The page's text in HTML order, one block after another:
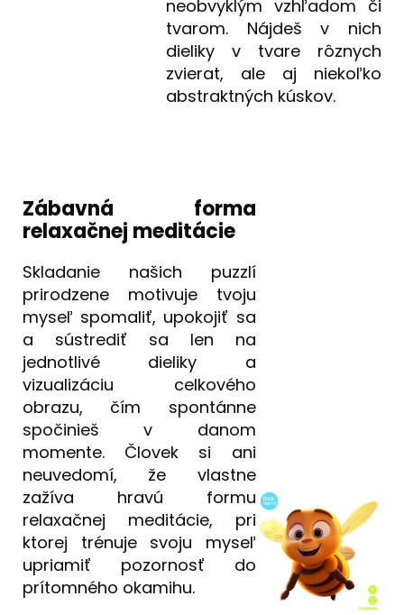
neobvyklým vzhľadom či
tvarom. Nájdeš v nich
dieliky v tvare rôznych
zvierat, ale aj niekoľko
abstraktných kúskov.
Zábavná forma
relaxačnej meditácie
Skladanie našich puzzlí
prirodzene motivuje tvoju
myseľ spomaliť, upokojiť sa
a sústrediť sa len na
jednotlivé dieliky a
vizualizáciu celkového
obrazu, čím spontánne
spočinieš v danom
momente. Človek si ani
neuvedomí, že vlastne
zažíva hravú formu
relaxačnej meditácie, pri
ktorej trénuje svoju myseľ
upriamiť pozornosť do
prítomného okamihu.